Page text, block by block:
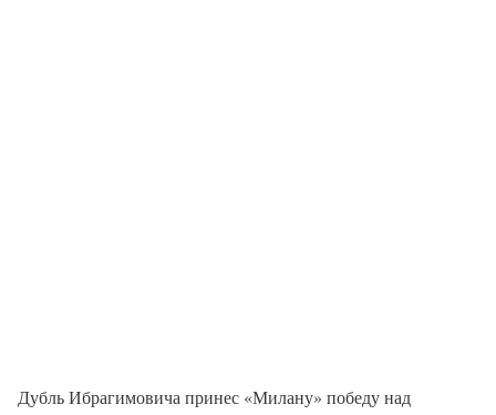
Дубль Ибрагимовича принес «Милану» победу над